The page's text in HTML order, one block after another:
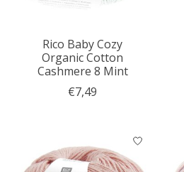
Rico Baby Cozy
Organic Cotton
Cashmere 8 Mint
€7,49